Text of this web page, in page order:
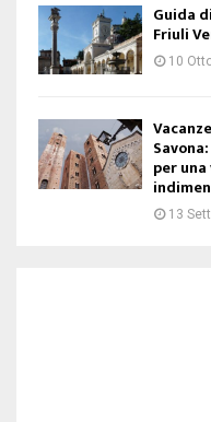
Guida
Friuli
10
per
13